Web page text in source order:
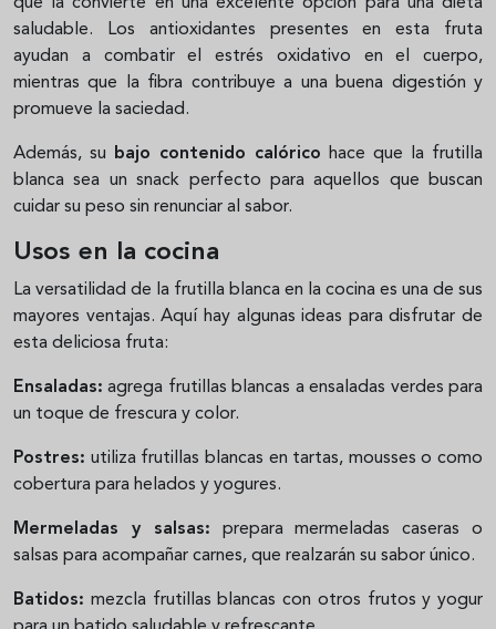
saludable. Los antioxidantes presentes en esta fruta
ayudan a combatir el estrés oxidativo en el cuerpo,
mientras que la fibra contribuye a una buena digestión y
promueve la saciedad.
Además, su bajo contenido calórico hace que la frutilla
blanca sea un snack perfecto para aquellos que buscan
cuidar su peso sin renunciar al sabor.
Usos en la cocina
La versatilidad de la frutilla blanca en la cocina es una de sus
mayores ventajas. Aquí hay algunas ideas para disfrutar de
esta deliciosa fruta:
Ensaladas: agrega frutillas blancas a ensaladas verdes para
un toque de frescura y color.
Postres: utiliza frutillas blancas en tartas, mousses o como
cobertura para helados y yogures.
Mermeladas y salsas: prepara mermeladas caseras o
salsas para acompañar carnes, que realzarán su sabor único.
Batidos: mezcla frutillas blancas con otros frutos y yogur